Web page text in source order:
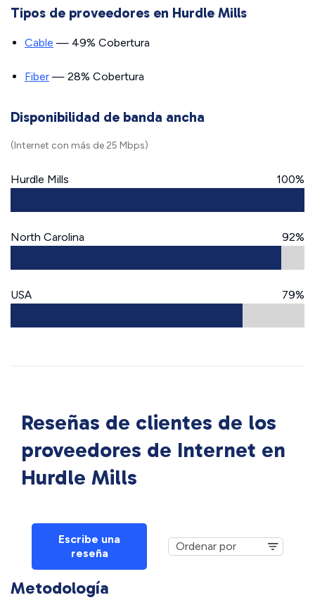
Tipos de proveedores en Hurdle Mills
Cable — 49% Cobertura
Fiber — 28% Cobertura
Disponibilidad de banda ancha
(Internet con más de 25 Mbps)
Hurdle Mills 100%
North Carolina 92%
USA 79%
Reseñas de clientes de los
proveedores de Internet en
Hurdle Mills
Escribe una
reseña
Metodología